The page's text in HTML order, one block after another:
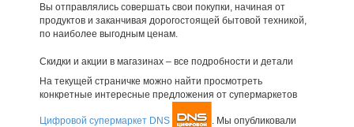
Вы отправлялись совершать свои покупки, начиная от
продуктов и заканчивая дорогостоящей бытовой техникой,
по наиболее выгодным ценам.
Скидки и акции в магазинах – все подробности и детали
На текущей страничке можно найти просмотреть
конкретные интересные предложения от супермаркетов
Цифровой супермаркет DNS . Мы опубликовали